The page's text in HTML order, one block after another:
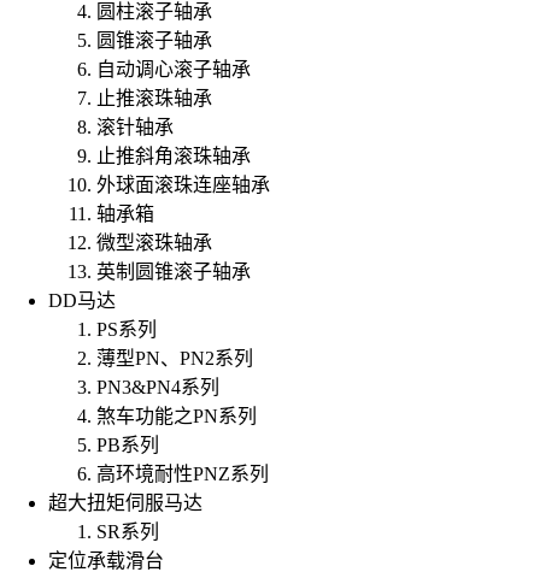
圆柱滚子轴承
圆锥滚子轴承
自动调心滚子轴承
止推滚珠轴承
滚针轴承
止推斜角滚珠轴承
外球面滚珠连座轴承
轴承箱
微型滚珠轴承
英制圆锥滚子轴承
DD马达
PS系列
薄型PN、PN2系列
PN3&PN4系列
煞车功能之PN系列
PB系列
高环境耐性PNZ系列
超大扭矩伺服马达
SR系列
定位承载滑台